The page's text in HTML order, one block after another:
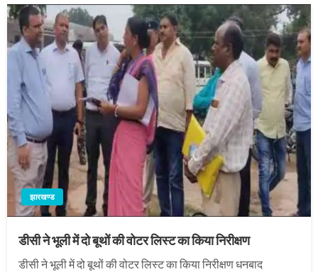
झारखण्ड
डीसी ने भूली में दो बूथों की वोटर लिस्ट का किया निरीक्षण
डीसी ने भूली में दो बूथों की वोटर लिस्ट का किया निरीक्षण धनबाद